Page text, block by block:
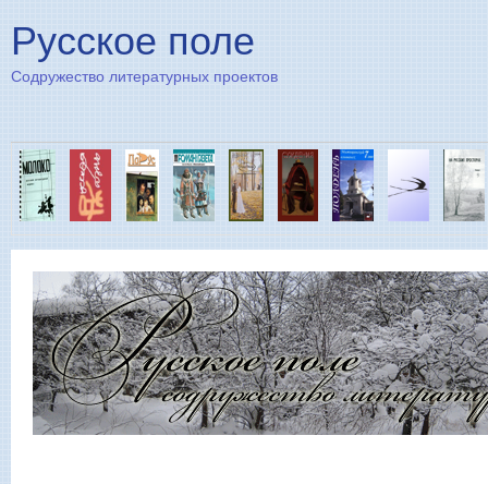
Русское поле
Содружество литературных проектов